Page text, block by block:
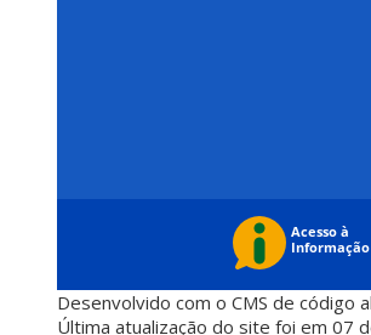
Desenvolvido com o CMS de código
Última atualização do site foi em 07